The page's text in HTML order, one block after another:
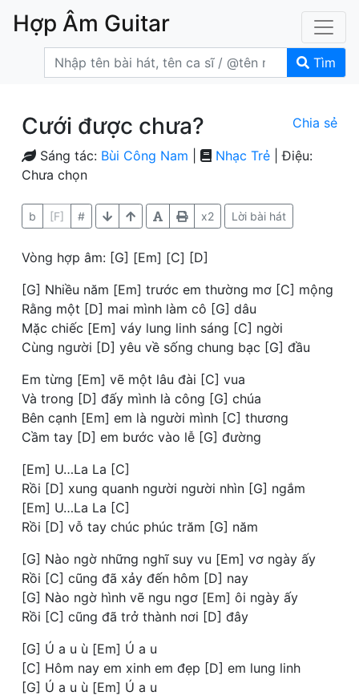
Hợp Âm Guitar
Tìm
Cưới được chưa? Chia sẻ
Sáng tác: Bùi Công Nam Nhạc Trẻ | Điệu:
Chưa chọn
b [F] # x2 Lời bài hát
Vòng hợp âm: [G] [Em] [C] [D]
[G] Nhiều năm [Em] trước em thường mơ [C] mộng
Rằng một [D] mai mình làm cô [G] dâu
Mặc chiếc [Em] váy lung linh sáng [C] ngời
Cùng người [D] yêu về sống chung bạc [G] đầu
Em từng [Em] vẽ một lâu đài [C] vua
Và trong [D] đấy mình là công [G] chúa
Bên cạnh [Em] em là người mình [C] thương
Cầm tay [D] em bước vào lễ [G] đường
[Em] U…La La [C]
Rồi [D] xung quanh người người nhìn [G] ngắm
[Em] U…La La [C]
Rồi [D] vỗ tay chúc phúc trăm [G] năm
[G] Nào ngờ những nghĩ suy vu [Em] vơ ngày ấy
Rồi [C] cũng đã xảy đến hôm [D] nay
[G] Nào ngờ hình vẽ ngu ngơ [Em] ôi ngày ấy
Rồi [C] cũng đã trở thành nơi [D] đây
[G] Ú a u ù [Em] Ú a u
[C] Hôm nay em xinh em đẹp [D] em lung linh
[G] Ú a u ù [Em] Ú a u